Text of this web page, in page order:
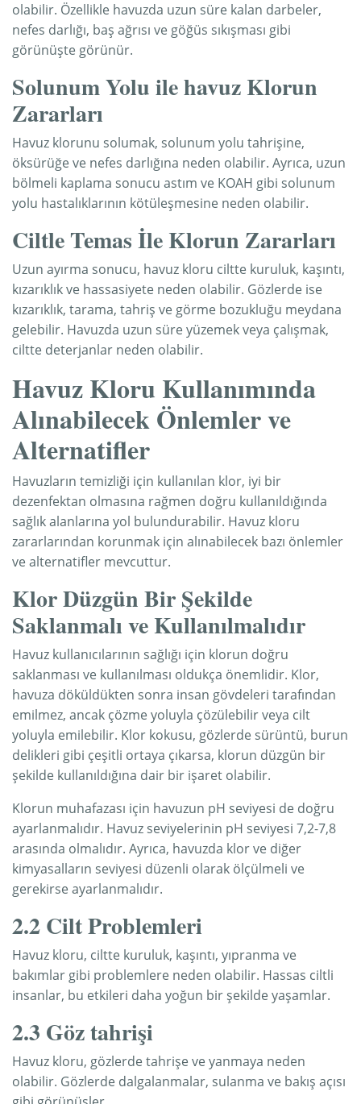
olabilir. Özellikle havuzda uzun süre kalan darbeler,
nefes darlığı, baş ağrısı ve göğüs sıkışması gibi
görünüşte görünür.
Solunum Yolu ile havuz Klorun
Zararları
Havuz klorunu solumak, solunum yolu tahrişine,
öksürüğe ve nefes darlığına neden olabilir. Ayrıca, uzun
bölmeli kaplama sonucu astım ve KOAH gibi solunum
yolu hastalıklarının kötüleşmesine neden olabilir.
Ciltle Temas İle Klorun Zararları
Uzun ayırma sonucu, havuz kloru ciltte kuruluk, kaşıntı,
kızarıklık ve hassasiyete neden olabilir. Gözlerde ise
kızarıklık, tarama, tahriş ve görme bozukluğu meydana
gelebilir. Havuzda uzun süre yüzemek veya çalışmak,
ciltte deterjanlar neden olabilir.
Havuz Kloru Kullanımında
Alınabilecek Önlemler ve
Alternatifler
Havuzların temizliği için kullanılan klor, iyi bir
dezenfektan olmasına rağmen doğru kullanıldığında
sağlık alanlarına yol bulundurabilir. Havuz kloru
zararlarından korunmak için alınabilecek bazı önlemler
ve alternatifler mevcuttur.
Klor Düzgün Bir Şekilde
Saklanmalı ve Kullanılmalıdır
Havuz kullanıcılarının sağlığı için klorun doğru
saklanması ve kullanılması oldukça önemlidir. Klor,
havuza döküldükten sonra insan gövdeleri tarafından
emilmez, ancak çözme yoluyla çözülebilir veya cilt
yoluyla emilebilir. Klor kokusu, gözlerde sürüntü, burun
delikleri gibi çeşitli ortaya çıkarsa, klorun düzgün bir
şekilde kullanıldığına dair bir işaret olabilir.
Klorun muhafazası için havuzun pH seviyesi de doğru
ayarlanmalıdır. Havuz seviyelerinin pH seviyesi 7,2-7,8 ​​
arasında olmalıdır. Ayrıca, havuzda klor ve diğer
kimyasalların seviyesi düzenli olarak ölçülmeli ve
gerekirse ayarlanmalıdır.
2.2 Cilt Problemleri
Havuz kloru, ciltte kuruluk, kaşıntı, yıpranma ve
bakımlar gibi problemlere neden olabilir. Hassas ciltli
insanlar, bu etkileri daha yoğun bir şekilde yaşamlar.
2.3 Göz tahrişi
Havuz kloru, gözlerde tahrişe ve yanmaya neden
olabilir. Gözlerde dalgalanmalar, sulanma ve bakış açısı